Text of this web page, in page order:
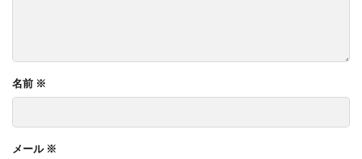
名前 ※
メール ※